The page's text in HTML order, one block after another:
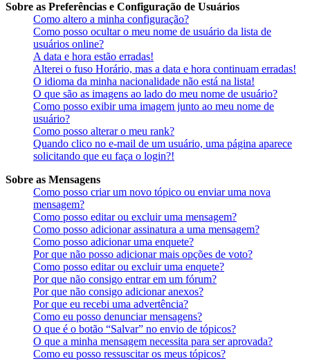
Sobre as Preferências e Configuração de Usuários
Como altero a minha configuração?
Como posso ocultar o meu nome de usuário da lista de
usuários online?
A data e hora estão erradas!
Alterei o fuso Horário, mas a data e hora continuam erradas!
O idioma da minha nacionalidade não está na lista!
O que são as imagens ao lado do meu nome de usuário?
Como posso exibir uma imagem junto ao meu nome de
usuário?
Como posso alterar o meu rank?
Quando clico no e-mail de um usuário, uma página aparece
solicitando que eu faça o login?!
Sobre as Mensagens
Como posso criar um novo tópico ou enviar uma nova
mensagem?
Como posso editar ou excluir uma mensagem?
Como posso adicionar assinatura a uma mensagem?
Como posso adicionar uma enquete?
Por que não posso adicionar mais opções de voto?
Como posso editar ou excluir uma enquete?
Por que não consigo entrar em um fórum?
Por que não consigo adicionar anexos?
Por que eu recebi uma advertência?
Como eu posso denunciar mensagens?
O que é o botão “Salvar” no envio de tópicos?
O que a minha mensagem necessita para ser aprovada?
Como eu posso ressuscitar os meus tópicos?